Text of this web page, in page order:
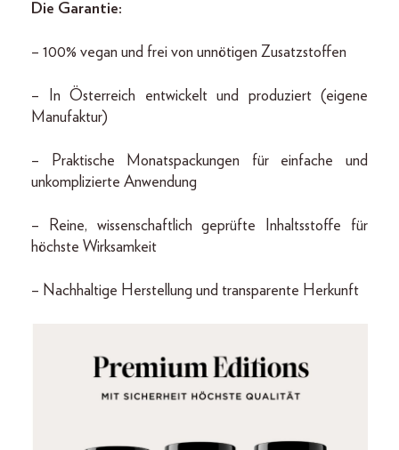
Die Garantie:
– 100% vegan und frei von unnötigen Zusatzstoffen
– In Österreich entwickelt und produziert (eigene
Manufaktur)
– Praktische Monatspackungen für einfache und
unkomplizierte Anwendung
– Reine, wissenschaftlich geprüfte Inhaltsstoffe für
höchste Wirksamkeit
– Nachhaltige Herstellung und transparente Herkunft